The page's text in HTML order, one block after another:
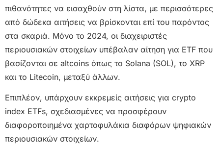
πιθανότητες να εισαχθούν στη λίστα, με περισσότερες
από δώδεκα αιτήσεις να βρίσκονται επί του παρόντος
στα σκαριά. Μόνο το 2024, οι διαχειριστές
περιουσιακών στοιχείων υπέβαλαν αίτηση για ETF που
βασίζονται σε altcoins όπως το Solana (SOL), το XRP
και το Litecoin, μεταξύ άλλων.
Επιπλέον, υπάρχουν εκκρεμείς αιτήσεις για crypto
index ETFs, σχεδιασμένες να προσφέρουν
διαφοροποιημένα χαρτοφυλάκια διαφόρων ψηφιακών
περιουσιακών στοιχείων.